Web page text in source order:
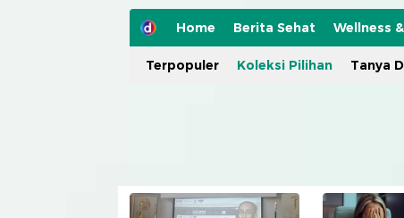
Home Berita Sehat Wellness
Terpopuler Koleksi Pilihan Tanya